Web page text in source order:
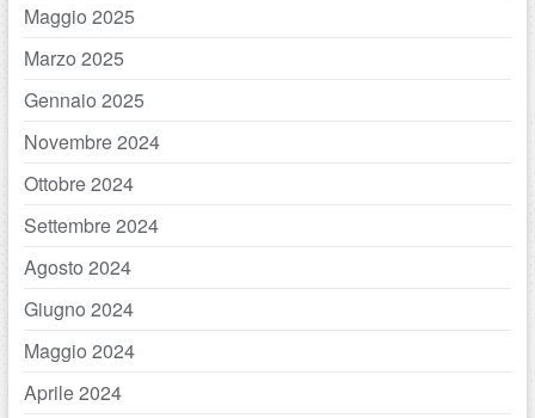
Maggio 2025
Marzo 2025
Gennaio 2025
Novembre 2024
Ottobre 2024
Settembre 2024
Agosto 2024
Giugno 2024
Maggio 2024
Aprile 2024